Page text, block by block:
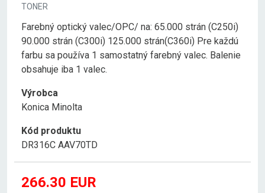
TONER
Farebný optický valec/OPC/ na: 65.000 strán (C250i)
90.000 strán (C300i) 125.000 strán(C360i) Pre každú
farbu sa používa 1 samostatný farebný valec. Balenie
obsahuje iba 1 valec.
Výrobca
Konica Minolta
Kód produktu
DR316C AAV70TD
266.30 EUR